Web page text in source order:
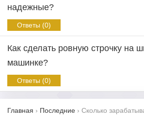
надежные?
Ответы (0)
Как сделать ровную строчку на
машинке?
Ответы (0)
Главная › Последние › Сколько